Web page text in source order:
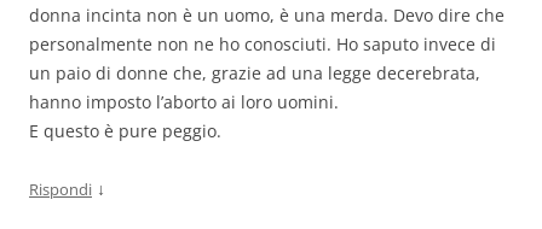
donna incinta non è un uomo, è una merda. Devo dire che
personalmente non ne ho conosciuti. Ho saputo invece di
un paio di donne che, grazie ad una legge decerebrata,
hanno imposto l’aborto ai loro uomini.
E questo è pure peggio.
Rispondi ↓